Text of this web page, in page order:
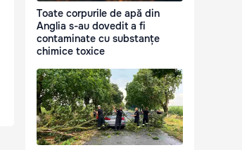
Toate corpurile de apă din
Anglia s-au dovedit a fi
contaminate cu substanțe
chimice toxice